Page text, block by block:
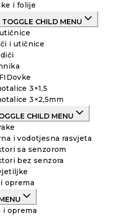
i folije
TOGGLE CHILD MENU
i utičnice
3×1,5
3×2,5mm
CHILD MENU
i vodotjesna rasvjeta
sa senzorom
bez senzora
oprema
i oprema